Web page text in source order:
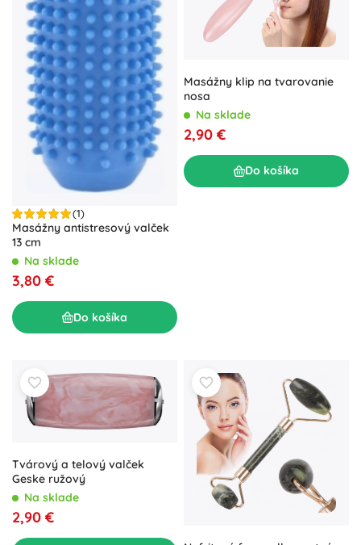
(1)
Masážny antistresový valček
13 cm
Na sklade
3,80 €
Do košíka
Masážny klip na tvarovanie
nosa
Na sklade
2,90 €
Do košíka
Tvárový a telový valček
Geske ružový
Na sklade
2,90 €